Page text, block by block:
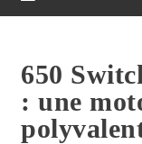
650
: une